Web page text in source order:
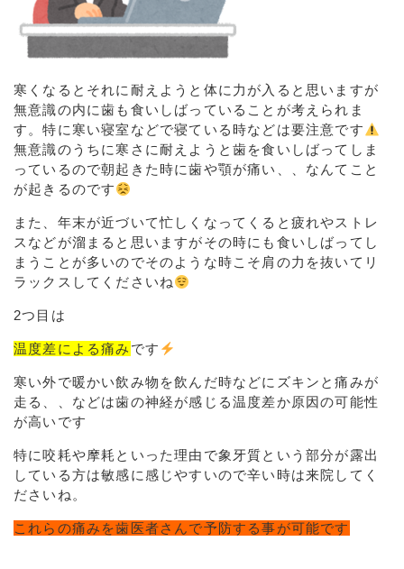
寒くなるとそれに耐えようと体に力が入ると思いますが
無意識の内に歯も食いしばっていることが考えられま
す。特に寒い寝室などで寝ている時などは要注意です
無意識のうちに寒さに耐えようと歯を食いしばってしま
っているので朝起きた時に歯や顎が痛い、、なんてこと
が起きるのです
また、年末が近づいて忙しくなってくると疲れやストレ
スなどが溜まると思いますがその時にも食いしばってし
まうことが多いのでそのような時こそ肩の力を抜いてリ
ラックスしてくださいね
2つ目は
温度差による痛み です
寒い外で暖かい飲み物を飲んだ時などにズキンと痛みが
走る、、などは歯の神経が感じる温度差か原因の可能性
が高いです
特に咬耗や摩耗といった理由で象牙質という部分が露出
している方は敏感に感じやすいので辛い時は来院してく
ださいね。
これらの痛みを歯医者さんで予防する事が可能です